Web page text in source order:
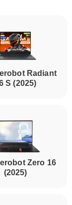
Radiant
S (2025)
Zero 16
(2025)